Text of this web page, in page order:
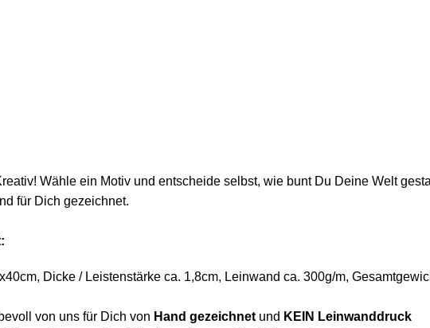
Wähle ein Motiv und entscheide selbst, wie bunt Du Deine Welt
für Dich gezeichnet.
Dicke / Leistenstärke ca. 1,8cm, Leinwand ca. 300g/m,
von uns für Dich von Hand gezeichnet und KEIN Leinwanddruck